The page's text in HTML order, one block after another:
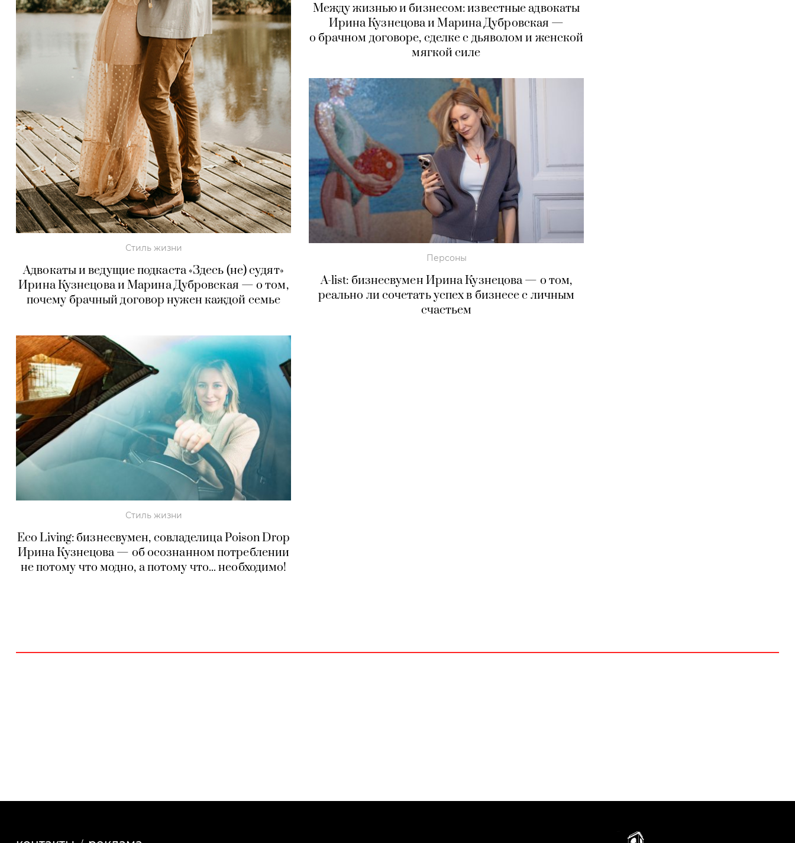
Стиль жизни
Адвокаты и ведущие подкаста «Здесь (не) судят»
Ирина Кузнецова и Марина Дубровская — о том,
почему брачный договор нужен каждой семье
Между жизнью и бизнесом: известные адвокаты
Ирина Кузнецова и Марина Дубровская —
о брачном договоре, сделке с дьяволом и женской
мягкой силе
Персоны
A-list: бизнесвумен Ирина Кузнецова — о том,
реально ли сочетать успех в бизнесе с личным
счастьем
Стиль жизни
Eco Living: бизнесвумен, совладелица Poison Drop
Ирина Кузнецова — об осознанном потреблении
не потому что модно, а потому что... необходимо!